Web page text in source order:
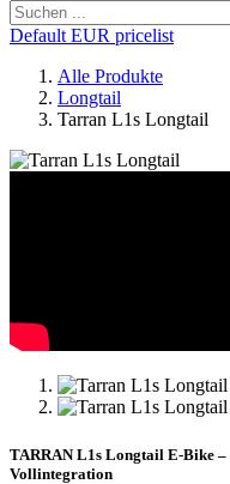
Default EUR pricelist
Alle Produkte
Longtail
Tarran L1s Longtail
TARRAN L1s Longtail E-Bike
Vollintegration